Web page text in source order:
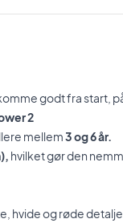
godt fra start,
2
mellem3 og 6 år.
hvilket gør den
hvide og røde